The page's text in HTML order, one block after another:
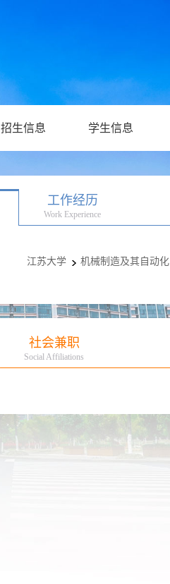
招生信息 学生信息
工作经历
Work Experience
江苏大学 机械制造及其自动化
社会兼职
Social Affiliations